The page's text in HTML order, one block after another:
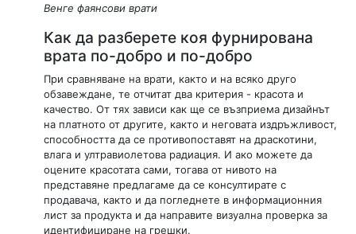
Венге фаянсови врати
Как да разберете коя фурнирована
врата по-добро и по-добро
При сравняване на врати, както и на всяко друго
обзавеждане, те отчитат два критерия - красота и
качество. От тях зависи как ще се възприема дизайнът
на платното от другите, както и неговата издръжливост,
способността да се противопоставят на драскотини,
влага и ултравиолетова радиация. И ако можете да
оцените красотата сами, тогава от нивото на
представяне предлагаме да се консултирате с
продавача, както и да погледнете в информационния
лист за продукта и да направите визуална проверка за
идентифициране на грешки.